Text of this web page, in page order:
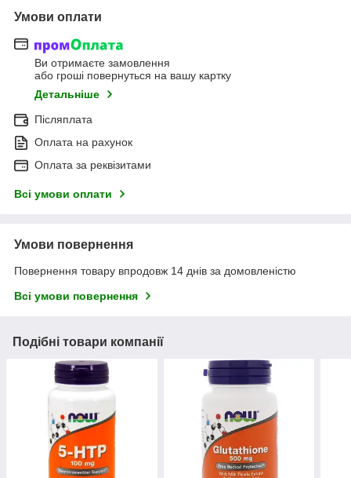
Умови оплати
Ви отримаєте замовлення
або гроші повернуться на вашу картку
Детальніше
Післяплата
Оплата на рахунок
Оплата за реквізитами
Всі умови оплати
Умови повернення
Повернення товару впродовж 14 днів за домовленістю
Всі умови повернення
Подібні товари компанії